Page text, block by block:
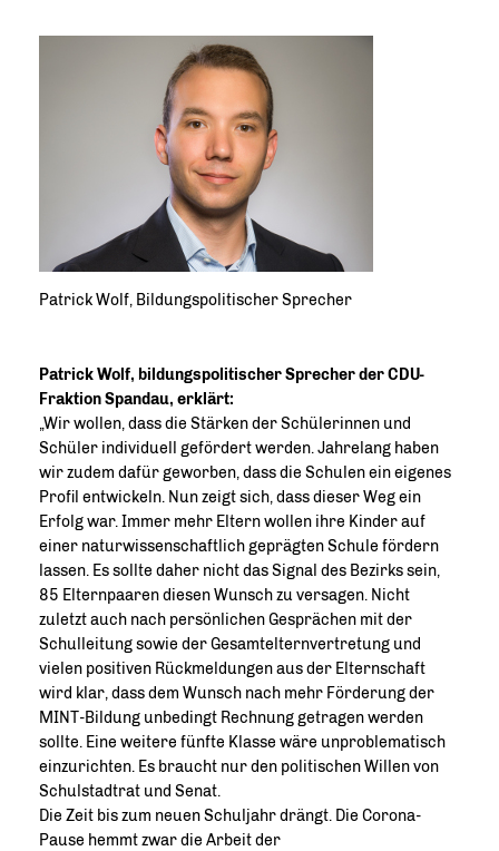
Patrick Wolf, Bildungspolitischer Sprecher
Patrick Wolf, bildungspolitischer Sprecher der CDU-
Fraktion Spandau, erklärt:
Wir wollen, dass die Stärken der Schülerinnen und
Schüler individuell gefördert werden. Jahrelang haben
wir zudem dafür geworben, dass die Schulen ein eigenes
Profil entwickeln. Nun zeigt sich, dass dieser Weg ein
Erfolg war. Immer mehr Eltern wollen ihre Kinder auf
einer naturwissenschaftlich geprägten Schule fördern
lassen. Es sollte daher nicht das Signal des Bezirks sein,
85 Elternpaaren diesen Wunsch zu versagen. Nicht
zuletzt auch nach persönlichen Gesprächen mit der
Schulleitung sowie der Gesamtelternvertretung und
vielen positiven Rückmeldungen aus der Elternschaft
wird klar, dass dem Wunsch nach mehr Förderung der
MINT-Bildung unbedingt Rechnung getragen werden
sollte. Eine weitere fünfte Klasse wäre unproblematisch
einzurichten. Es braucht nur den politischen Willen von
Schulstadtrat und Senat.
Die Zeit bis zum neuen Schuljahr drängt. Die Corona-
Pause hemmt zwar die Arbeit der